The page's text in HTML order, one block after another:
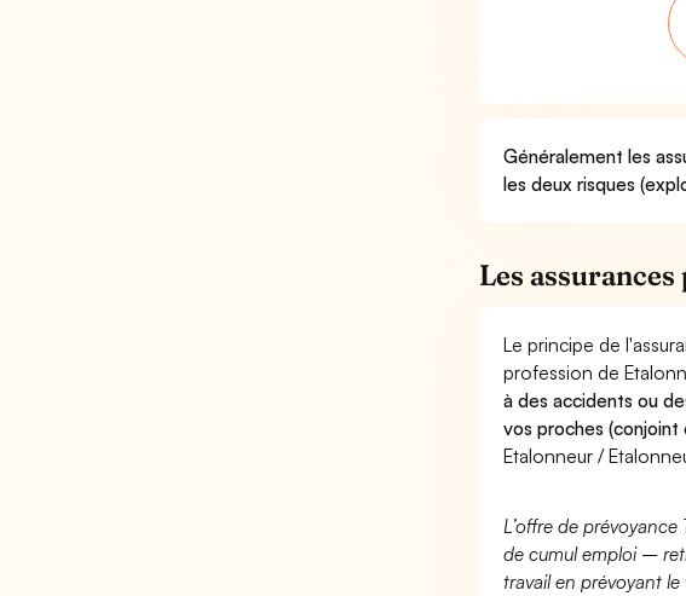
Généralement les
les deux risques
Les
Le principe de
profession de
à des accidents ou
vos proches
Etalonneur /
L’offre de
de cumul emploi –
travail en prévoyant le